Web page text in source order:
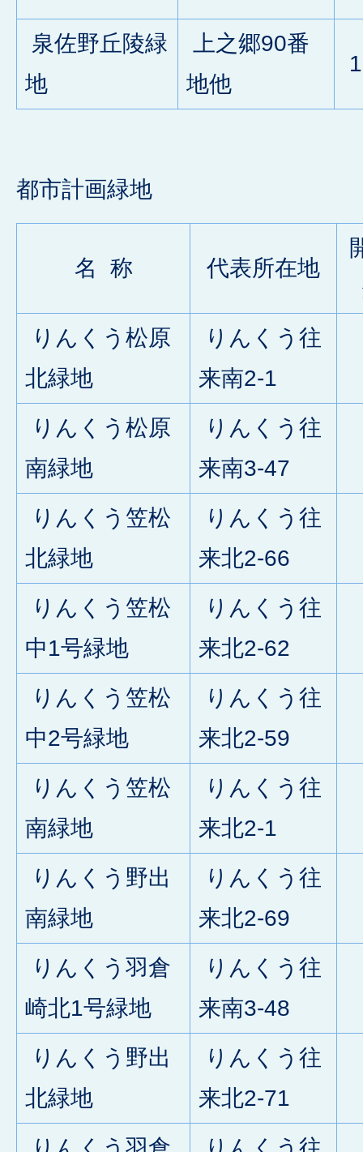
泉佐野丘陵緑
地
上之郷90番
地他
都市計画緑地
名 称 代表所在地
りんくう松原
北緑地
りんくう往
来南2-1
りんくう松原
南緑地
りんくう往
来南3-47
りんくう笠松
北緑地
りんくう往
来北2-66
りんくう笠松
中1号緑地
りんくう往
来北2-62
りんくう笠松
中2号緑地
りんくう往
来北2-59
りんくう笠松
南緑地
りんくう往
来北2-1
りんくう野出
南緑地
りんくう往
来北2-69
りんくう羽倉
崎北1号緑地
りんくう往
来南3-48
りんくう野出
北緑地
りんくう往
来北2-71